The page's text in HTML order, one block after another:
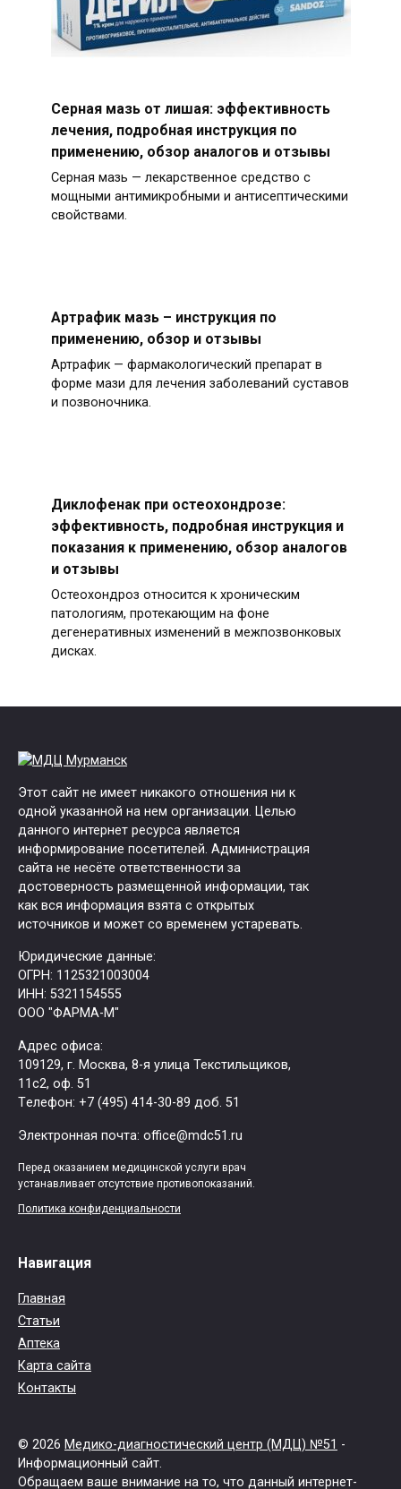
Серная мазь от лишая: эффективность
лечения, подробная инструкция по
применению, обзор аналогов и отзывы
Серная мазь — лекарственное средство с
мощными антимикробными и антисептическими
свойствами.
Артрафик мазь – инструкция по
применению, обзор и отзывы
Артрафик — фармакологический препарат в
форме мази для лечения заболеваний суставов
и позвоночника.
Диклофенак при остеохондрозе:
эффективность, подробная инструкция и
показания к применению, обзор аналогов
и отзывы
Остеохондроз относится к хроническим
патологиям, протекающим на фоне
дегенеративных изменений в межпозвонковых
дисках.
Этот сайт не имеет никакого отношения ни к
одной указанной на нем организации. Целью
данного интернет ресурса является
информирование посетителей. Администрация
сайта не несёте ответственности за
достоверность размещенной информации, так
как вся информация взята с открытых
источников и может со временем устаревать.
Юридические данные:
ОГРН: 1125321003004
ИНН: 5321154555
ООО "ФАРМА-М"
Адрес офиса:
109129, г. Москва, ​8-я улица Текстильщиков,
11с2, оф. 51
Tелефон: +7 (495) 414-30-89 доб. 51
Электронная почта: office@mdc51.ru
Перед оказанием медицинской услуги врач
устанавливает отсутствие противопоказаний.
Политика конфиденциальности
Навигация
Главная
Статьи
Аптека
Карта сайта
Контакты
© 2026 Медико-диагностический центр (МДЦ) №51 -
Информационный сайт.
Обращаем ваше внимание на то, что данный интернет-